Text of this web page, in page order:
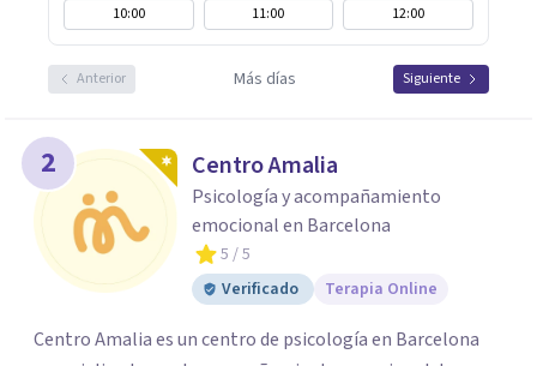
10:00
11:00 12:00
Anterior Más días Siguiente
2 Centro Amalia
Psicología y acompañamiento
emocional en Barcelona
5 / 5
Verificado
Terapia Online
Centro Amalia es un centro de psicología en Barcelona